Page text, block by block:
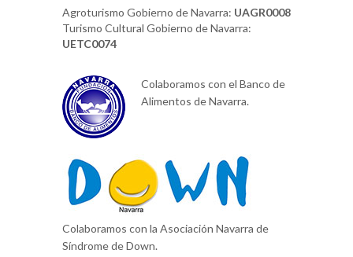
Agroturismo Gobierno de Navarra: UAGR0008
Turismo Cultural Gobierno de Navarra:
UETC0074
Colaboramos con el Banco de
Alimentos de Navarra.
Colaboramos con la Asociación Navarra de
Síndrome de Down.